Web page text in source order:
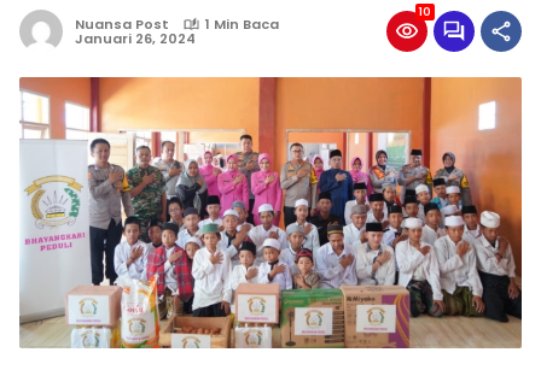
Nuansa Post 1 Min Baca
Januari 26, 2024
10